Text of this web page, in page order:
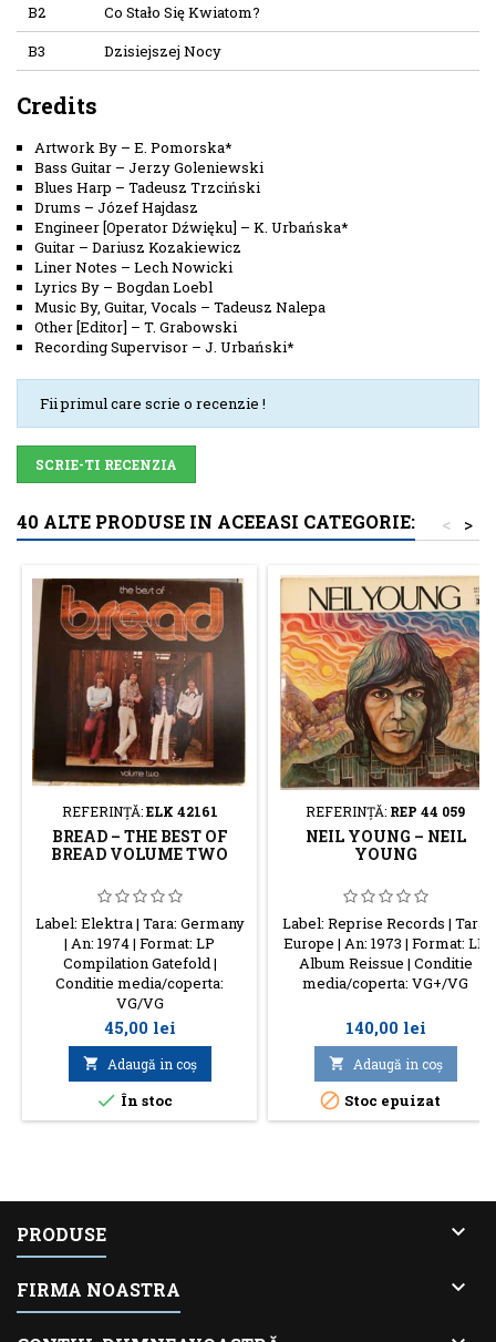
B2
Co Stało Się Kwiatom?
B3
Dzisiejszej Nocy
Credits
Artwork By – E. Pomorska*
Bass Guitar – Jerzy Goleniewski
Blues Harp – Tadeusz Trzciński
Drums – Józef Hajdasz
Engineer [Operator Dźwięku] – K. Urbańska*
Guitar – Dariusz Kozakiewicz
Liner Notes – Lech Nowicki
Lyrics By – Bogdan Loebl
Music By, Guitar, Vocals – Tadeusz Nalepa
Other [Editor] – T. Grabowski
Recording Supervisor – J. Urbański*
Fii primul care scrie o recenzie !
SCRIE-TI RECENZIA
40 ALTE PRODUSE IN ACEEASI CATEGORIE: >
<
REFERINŢĂ:ELK 42161
BREAD ‎– THE BEST OF
BREAD VOLUME TWO
Label: Elektra | Tara: Germany
| An: 1974 | Format: LP
Compilation Gatefold |
Conditie media/coperta:
VG/VG
Preţ
45,00 lei
 Adaugă in coş
 În stoc
REFERINŢĂ: REP 44 059
NEIL YOUNG – NEIL
YOUNG
Label: Reprise Records | Tara:
Europe | An: 1973 | Format: LP
Album Reissue | Conditie
media/coperta: VG+/VG
Preţ
140,00 lei
 Adaugă in coş
 Stoc epuizat
PRODUSE 
FIRMA NOASTRA 